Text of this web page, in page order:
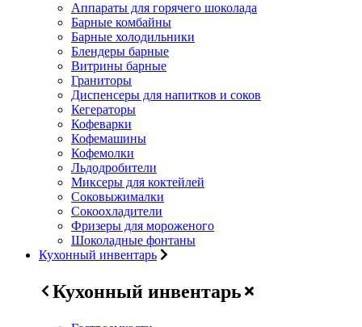
Аппараты для горячего шоколада
Барные комбайны
Барные холодильники
Блендеры барные
Витрины барные
Граниторы
Диспенсеры для напитков и соков
Кегераторы
Кофеварки
Кофемашины
Кофемолки
Льдодробители
Миксеры для коктейлей
Соковыжималки
Сокоохладители
Фризеры для мороженого
Шоколадные фонтаны
Кухонный инвентарь
Кухонный инвентарь